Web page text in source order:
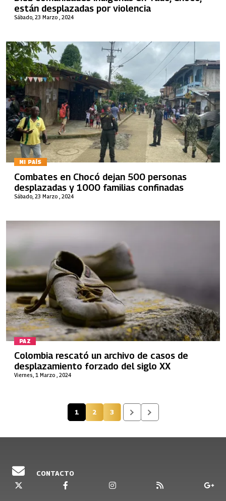
Sábado, 23 Marzo , 2024
están desplazadas por violencia
MI PAÍS
Sábado, 23 Marzo , 2024
Combates en Chocó dejan 500 personas
desplazadas y 1000 familias confinadas
PAZ
Viernes, 1 Marzo , 2024
Colombia rescató un archivo de casos de
desplazamiento forzado del siglo XX
Página actual
1 Página
2 Página
3
CONTACTO